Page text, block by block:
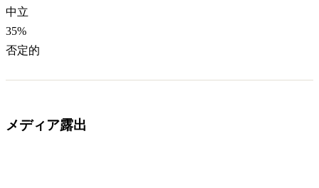
中立
35%
否定的
メディア露出